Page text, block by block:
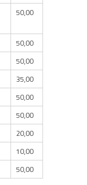
50,00
50,00
50,00
35,00
50,00
50,00
20,00
10,00
50,00